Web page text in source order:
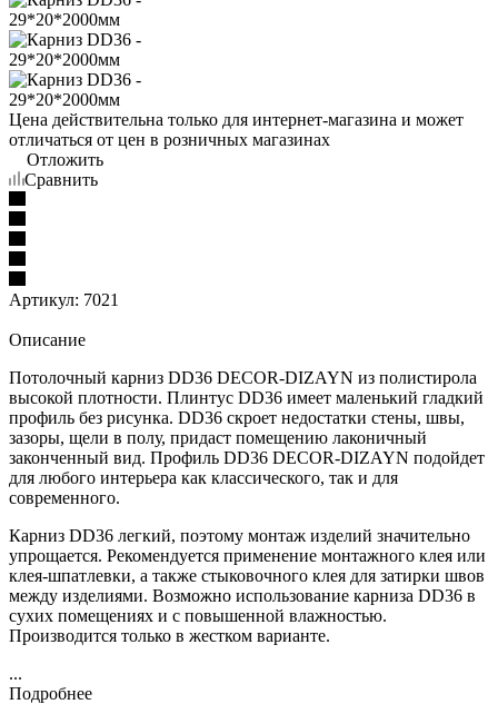
Цена действительна только для интернет-магазина и может
отличаться от цен в розничных магазинах
Отложить
Сравнить
Артикул: 7021
Описание
Потолочный карниз DD36 DECOR-DIZAYN из полистирола
высокой плотности. Плинтус DD36 имеет маленький гладкий
профиль без рисунка. DD36 скроет недостатки стены, швы,
зазоры, щели в полу, придаст помещению лаконичный
законченный вид. Профиль DD36 DECOR-DIZAYN подойдет
для любого интерьера как классического, так и для
современного.
Карниз DD36 легкий, поэтому монтаж изделий значительно
упрощается. Рекомендуется применение монтажного клея или
клея-шпатлевки, а также стыковочного клея для затирки швов
между изделиями. Возможно использование карниза DD36 в
сухих помещениях и с повышенной влажностью.
Производится только в жестком варианте.
...
Подробнее